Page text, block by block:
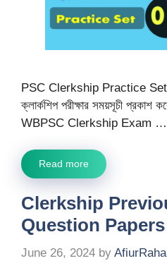
PSC Clerkship Practice Set
ক্লার্কশিপ পরীক্ষার সময়সূচী প্রকাশ
WBPSC Clerkship Exam …
Read more
Clerkship
Question
June 26, 2024 by